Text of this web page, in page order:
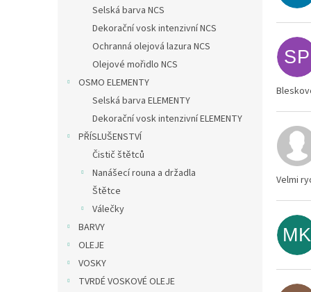
Selská barva NCS
Dekorační vosk intenzivní NCS
Ochranná olejová lazura NCS
Olejové mořidlo NCS
OSMO ELEMENTY
Selská barva ELEMENTY
Dekorační vosk intenzivní ELEMENTY
PŘÍSLUŠENSTVÍ
Čistič štětců
Nanášecí rouna a držadla
Štětce
Válečky
BARVY
OLEJE
VOSKY
TVRDÉ VOSKOVÉ OLEJE
SP
Velmi
MK